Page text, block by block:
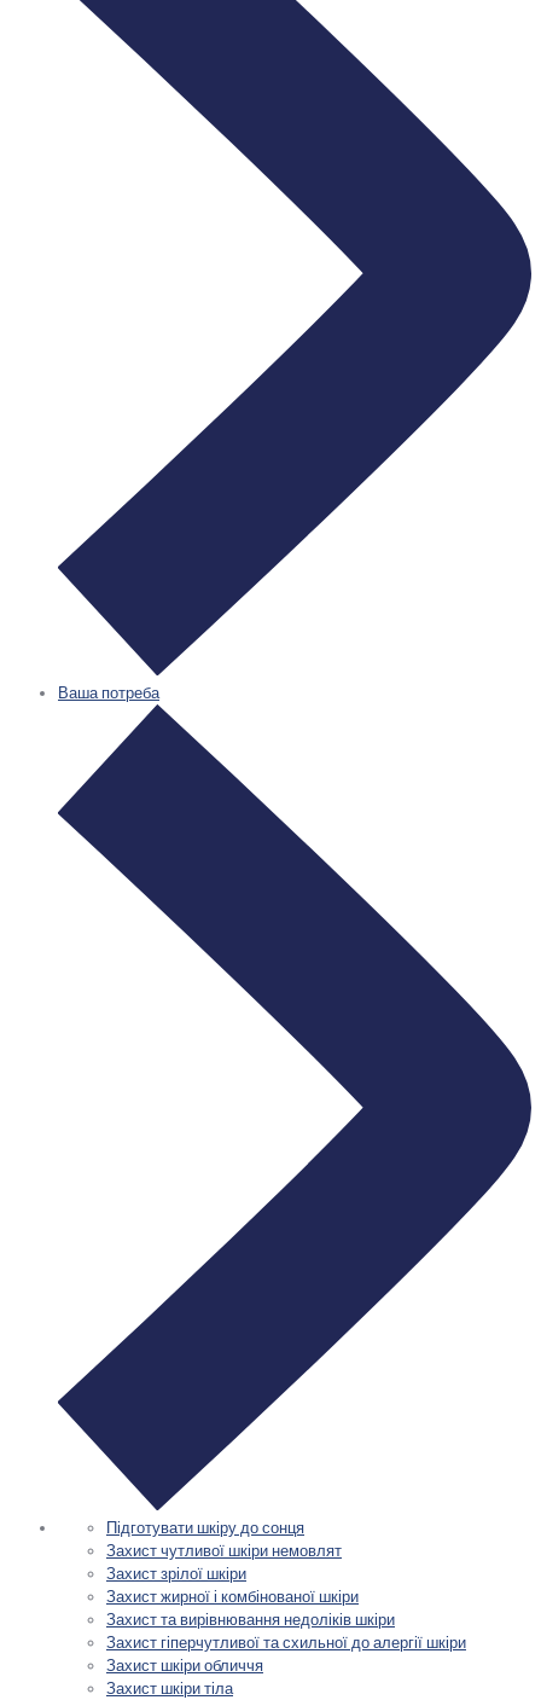
Ваша потреба
Підготувати шкіру до сонця
Захист чутливої шкіри немовлят
Захист зрілої шкіри
Захист жирної і комбінованої шкіри
Захист та вирівнювання недоліків шкіри
Захист гіперчутливої та схильної до алергії шкіри
Захист шкіри обличчя
Захист шкіри тіла